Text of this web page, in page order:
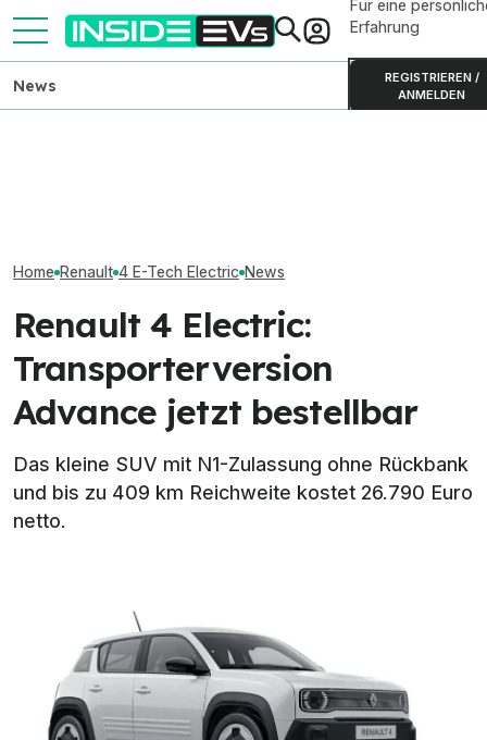
Für eine
Erfahrung
REGISTRIEREN /
ANMELDEN
News
Home Renault 4 E-Tech Electric News
Renault 4 Electric:
Transporterversion
Advance jetzt bestellbar
Das kleine SUV mit N1-Zulassung ohne Rückbank
und bis zu 409 km Reichweite kostet 26.790 Euro
netto.